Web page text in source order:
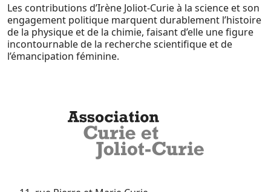
Les contributions d’Irène Joliot-Curie à la science et son
engagement politique marquent durablement l’histoire
de la physique et de la chimie, faisant d’elle une figure
incontournable de la recherche scientifique et de
l’émancipation féminine.